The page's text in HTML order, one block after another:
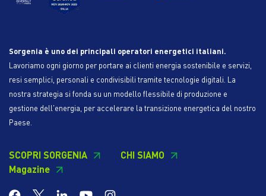
Sorgenia è uno dei principali operatori energetici italiani.
Lavoriamo ogni giorno per portare ai clienti energia sostenibile e servizi,
resi semplici, personali e condivisibili tramite tecnologie digitali. La
nostra strategia si fonda su un modello flessibile di produzione e
gestione dell'energia, per accelerare la transizione energetica del nostro
Paese.
SCOPRI SORGENIA
CHI SIAMO
Magazine